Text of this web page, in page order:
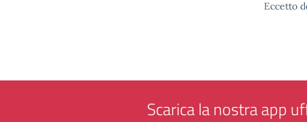
Eccetto
Scarica la nostra app